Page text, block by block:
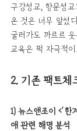
구강성교, 항문성
온 것은 너무 앞섰
굴러가도 까르르
교육은 퍽 자극적
2. 기존 팩트체
1) 뉴스앤조이 <‘한
애 관련 해명 분석